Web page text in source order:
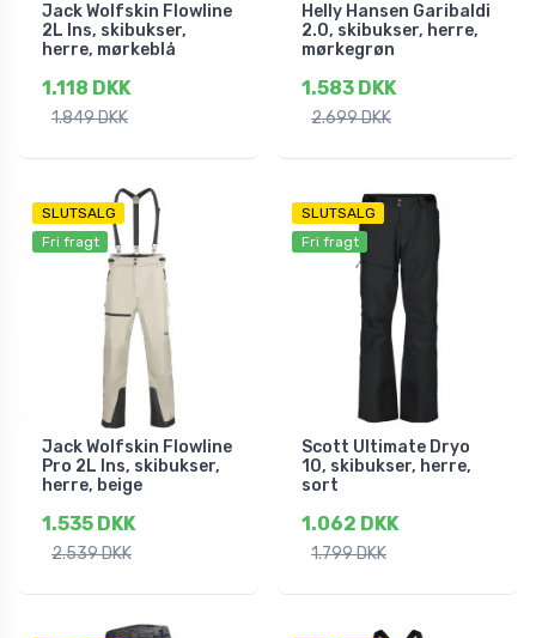
Jack Wolfskin Flowline
2L Ins, skibukser,
herre, mørkeblå
1.118 DKK
1.849 DKK
Helly Hansen Garibaldi
2.0, skibukser, herre,
mørkegrøn
1.583 DKK
2.699 DKK
SLUTSALG
Fri fragt
Jack Wolfskin Flowline
Pro 2L Ins, skibukser,
herre, beige
1.535 DKK
2.539 DKK
SLUTSALG
Fri fragt
Scott Ultimate Dryo
10, skibukser, herre,
sort
1.062 DKK
1.799 DKK